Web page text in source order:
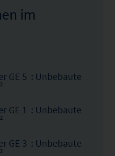
im
GE 5 : Unbebaute
GE 1 : Unbebaute
GE 3 : Unbebaute